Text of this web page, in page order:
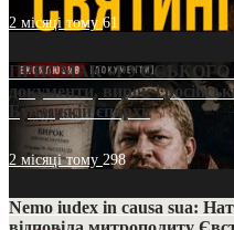
2 місяці тому61
ПРИСМАК «РУССЬКОГО
документи, вирок і
Бучацькій єпархії
2 місяці тому 298
Nemo iudex in causa sua: